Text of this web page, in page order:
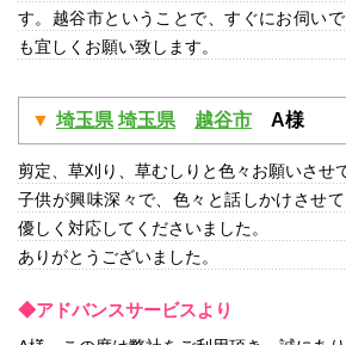
す。越谷市ということで、すぐにお伺い
も宜しくお願い致します。
埼玉県 埼玉県 越谷市 A様
剪定、草刈り、草むしりと色々お願いさせ
子供が興味深々で、色々と話しかけさせて
優しく対応してくださいました。
ありがとうございました。
◆アドバンスサービスより